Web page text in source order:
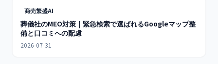
商売繁盛AI
葬儀社のMEO対策｜緊急検索で選ばれるGoogleマップ整
備と口コミへの配慮
2026-07-31